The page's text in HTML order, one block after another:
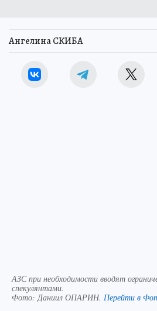
Ангелина СКИБА
АЗС при необходимости вводят
спекулянтами.
Фото: Даниил ОПАРИН. Перейти в